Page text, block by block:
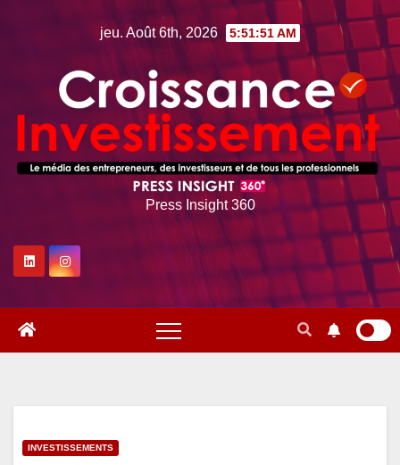
jeu. Août 6th, 2026 5:51:52 AM
Press Insight 360
INVESTISSEMENTS